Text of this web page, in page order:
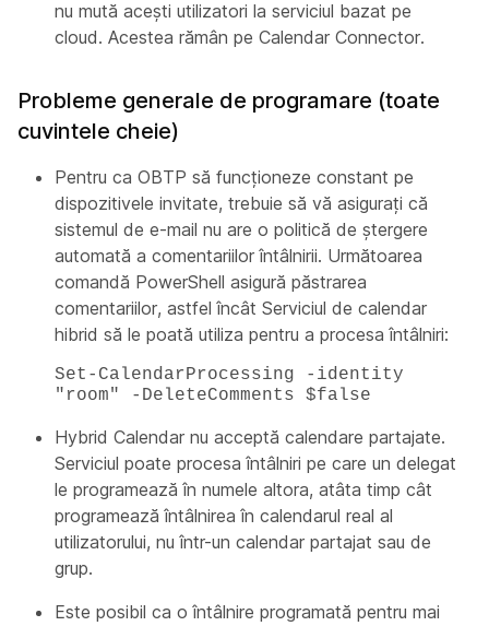
nu mută acești utilizatori la serviciul bazat pe
cloud. Acestea rămân pe Calendar Connector.
Probleme generale de programare (toate
cuvintele cheie)
Pentru ca OBTP să funcționeze constant pe
dispozitivele invitate, trebuie să vă asigurați că
sistemul de e-mail nu are o politică de ștergere
automată a comentariilor întâlnirii. Următoarea
comandă PowerShell asigură păstrarea
comentariilor, astfel încât Serviciul de calendar
hibrid să le poată utiliza pentru a procesa întâlniri:
Set-CalendarProcessing -identity
"room" -DeleteComments $false
Hybrid Calendar nu acceptă calendare partajate.
Serviciul poate procesa întâlniri pe care un delegat
le programează în numele altora, atâta timp cât
programează întâlnirea în calendarul real al
utilizatorului, nu într-un calendar partajat sau de
grup.
Este posibil ca o întâlnire programată pentru mai